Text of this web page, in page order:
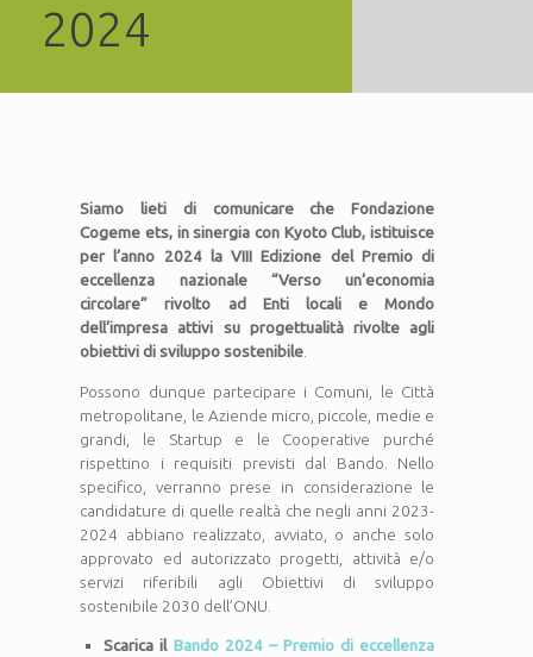
2024
Siamo lieti di comunicare che Fondazione
Cogeme ets, in sinergia con Kyoto Club, istituisce
per l’anno 2024 la VIII Edizione del Premio di
eccellenza nazionale “Verso un’economia
circolare” rivolto ad Enti locali e Mondo
dell’impresa attivi su progettualità rivolte agli
obiettivi di sviluppo sostenibile
Possono dunque partecipare i Comuni, le Città
metropolitane, le Aziende micro, piccole, medie e
grandi, le Startup e le Cooperative purché
rispettino i requisiti previsti dal Bando. Nello
specifico, verranno prese in considerazione le
candidature di quelle realtà che negli anni 2023-
2024 abbiano realizzato, avviato, o anche solo
approvato ed autorizzato progetti, attività e/o
servizi riferibili agli Obiettivi di sviluppo
sostenibile 2030 dell’ONU.
Scarica il Bando 2024 – Premio di eccellenza